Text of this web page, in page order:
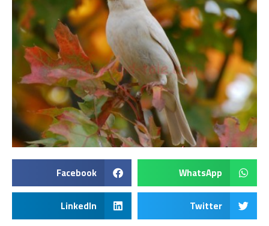
WhatsApp
Facebook
Twitter
LinkedIn